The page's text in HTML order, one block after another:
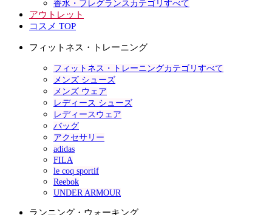
香水・フレグランスカテゴリすべて
アウトレット
コスメ TOP
フィットネス・トレーニング
フィットネス・トレーニングカテゴリすべて
メンズ シューズ
メンズ ウェア
レディース シューズ
レディースウェア
バッグ
アクセサリー
adidas
FILA
le coq sportif
Reebok
UNDER ARMOUR
ランニング・ウォーキング